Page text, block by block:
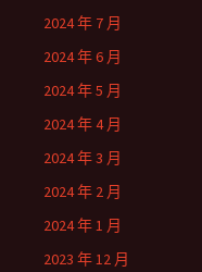
2024 年 7 月
2024 年 6 月
2024 年 5 月
2024 年 4 月
2024 年 3 月
2024 年 2 月
2024 年 1 月
2023 年 12 月